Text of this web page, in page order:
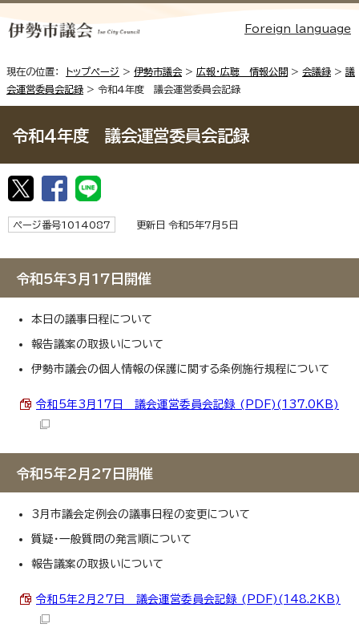
Foreign language
現在の位置： トップページ > 伊勢市議会 > 広報・広聴 情報公開 > 会議録 > 議
会運営委員会記録 > 令和4年度 議会運営委員会記録
令和4年度 議会運営委員会記録
ページ番号1014087 更新日 令和5年7月5日
令和5年3月17日開催
本日の議事日程について
報告議案の取扱いについて
伊勢市議会の個人情報の保護に関する条例施行規程について
令和5年3月17日 議会運営委員会記録 (PDF)(137.0KB)
令和5年2月27日開催
3月市議会定例会の議事日程の変更について
質疑・一般質問の発言順について
報告議案の取扱いについて
令和5年2月27日 議会運営委員会記録 (PDF)(148.2KB)